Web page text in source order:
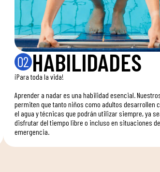
02 HABILIDADES
¡Para toda la vida!
Aprender a nadar es una habilidad esencial.
permiten que tanto niños como adultos desarrollen
el agua y técnicas que podrán utilizar siempre, ya
disfrutar del tiempo libre o incluso en situaciones de
emergencia.